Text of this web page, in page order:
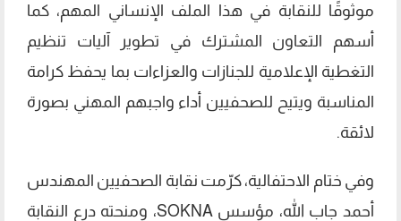
موثوقًا للنقابة في هذا الملف الإنساني المهم، كما
أسهم التعاون المشترك في تطوير آليات تنظيم
التغطية الإعلامية للجنازات والعزاءات بما يحفظ كرامة
المناسبة ويتيح للصحفيين أداء واجبهم المهني بصورة
لائقة.
وفي ختام الاحتفالية، كرّمت نقابة الصحفيين المهندس
أحمد جاب الله، مؤسس SOKNA، ومنحته درع النقابة